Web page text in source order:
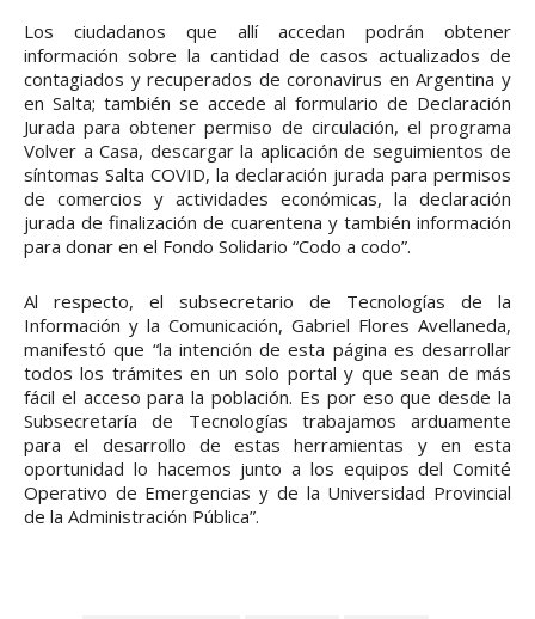
Los ciudadanos que allí accedan podrán obtener
información sobre la cantidad de casos actualizados de
contagiados y recuperados de coronavirus en Argentina y
en Salta; también se accede al formulario de Declaración
Jurada para obtener permiso de circulación, el programa
Volver a Casa, descargar la aplicación de seguimientos de
síntomas Salta COVID, la declaración jurada para permisos
de comercios y actividades económicas, la declaración
jurada de finalización de cuarentena y también información
para donar en el Fondo Solidario “Codo a codo”.
Al respecto, el subsecretario de Tecnologías de la
Información y la Comunicación, Gabriel Flores Avellaneda,
manifestó que “la intención de esta página es desarrollar
todos los trámites en un solo portal y que sean de más
fácil el acceso para la población. Es por eso que desde la
Subsecretaría de Tecnologías trabajamos arduamente
para el desarrollo de estas herramientas y en esta
oportunidad lo hacemos junto a los equipos del Comité
Operativo de Emergencias y de la Universidad Provincial
de la Administración Pública”.